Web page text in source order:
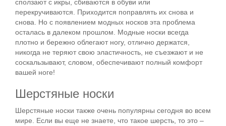
сползают с икры, сбиваются в обуви или
перекручиваются. Приходится поправлять их снова и
снова. Но с появлением модных носков эта проблема
осталась в далеком прошлом. Модные носки всегда
плотно и бережно облегают ногу, отлично держатся,
никогда не теряют свою эластичность, не съезжают и не
соскальзывают, словом, обеспечивают полный комфорт
вашей ноге!
Шерстяные носки
Шерстяные носки также очень популярны сегодня во всем
мире. Если вы еще не знаете, что такое шерсть, то это –